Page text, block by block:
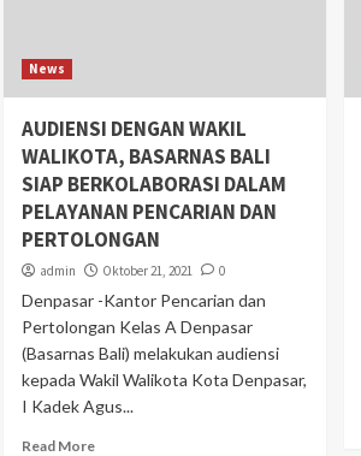
News
AUDIENSI DENGAN WAKIL
WALIKOTA, BASARNAS BALI
SIAP BERKOLABORASI DALAM
PELAYANAN PENCARIAN DAN
PERTOLONGAN
admin Oktober 21, 2021 0
Denpasar -Kantor Pencarian dan
Pertolongan Kelas A Denpasar
(Basarnas Bali) melakukan audiensi
kepada Wakil Walikota Kota Denpasar,
I Kadek Agus...
Read More